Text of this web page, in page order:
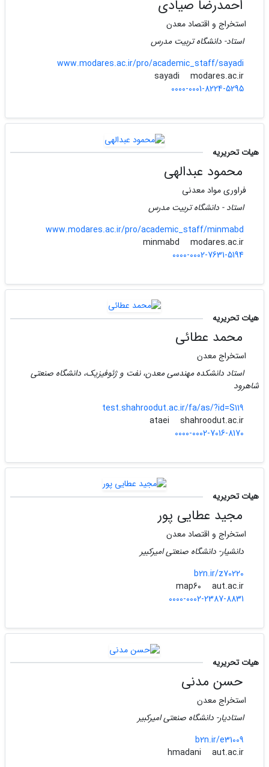
احمدرضا صیادی
استخراج و اقتصاد معدن
استاد- دانشگاه تربیت مدرس
www.modares.ac.ir/pro/academic_staff/sayadi
sayadi
modares.ac.ir
0000-0001-8224-5295
هیات تحریریه
محمود عبدالهی
فراوری مواد معدنی
استاد - دانشگاه تربیت مدرس
www.modares.ac.ir/pro/academic_staff/minmabd
minmabd
modares.ac.ir
0000-0002-7631-5194
هیات تحریریه
محمد عطائی
استخراج معدن
استاد دانشکده مهندسی معدن، نفت و ژئوفیزیک، دانشگاه صنعتی
شاهرود
test.shahroodut.ac.ir/fa/as/?id=S119
ataei
shahroodut.ac.ir
0000-0002-7016-8170
هیات تحریریه
مجید عطایی پور
استخراج و اقتصاد معدن
دانشیار- دانشگاه صنعتی امیرکبیر
b2n.ir/z70220
map60
aut.ac.ir
0000-0002-2387-8831
هیات تحریریه
حسن مدنی
استخراج معدن
استادیار- دانشگاه صنعتی امیرکبیر
b2n.ir/e31009
hmadani
aut.ac.ir